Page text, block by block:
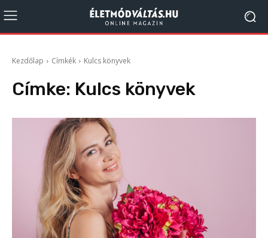
Kezdőlap Címkék Kulcs könyvek
Címke: Kulcs könyvek